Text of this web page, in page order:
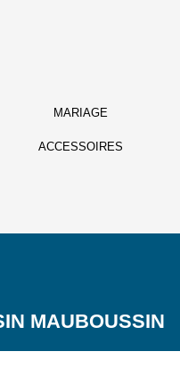
MARIAGE
ACCESSOIRES
MAUBOUSSIN